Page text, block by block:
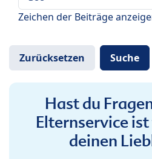
Zeichen der Beiträge
Hast du
Elternservice
deinen